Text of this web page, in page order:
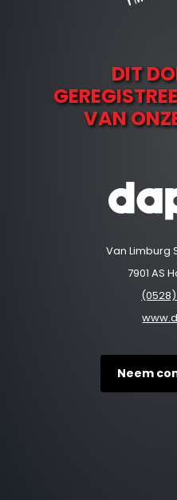
DIT
VAN
Van Limburg
7901 AS
(0528)
Neem